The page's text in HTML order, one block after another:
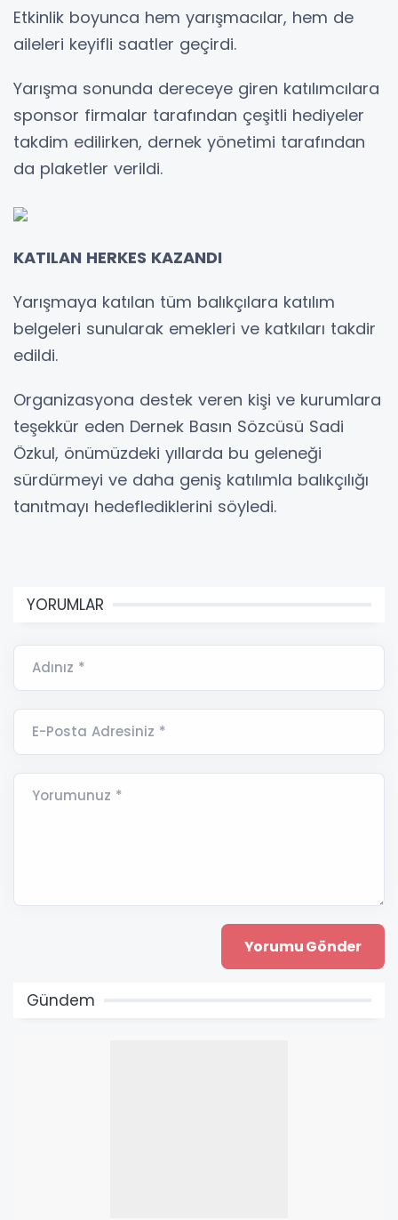
Etkinlik boyunca hem yarışmacılar, hem de
aileleri keyifli saatler geçirdi.
Yarışma sonunda dereceye giren katılımcılara
sponsor firmalar tarafından çeşitli hediyeler
takdim edilirken, dernek yönetimi tarafından
da plaketler verildi.
KATILAN HERKES KAZANDI
Yarışmaya katılan tüm balıkçılara katılım
belgeleri sunularak emekleri ve katkıları takdir
edildi.
Organizasyona destek veren kişi ve kurumlara
teşekkür eden Dernek Basın Sözcüsü Sadi
Özkul, önümüzdeki yıllarda bu geleneği
sürdürmeyi ve daha geniş katılımla balıkçılığı
tanıtmayı hedeflediklerini söyledi.
YORUMLAR
Adınız *
E-Posta Adresiniz *
Yorumunuz *
Gündem